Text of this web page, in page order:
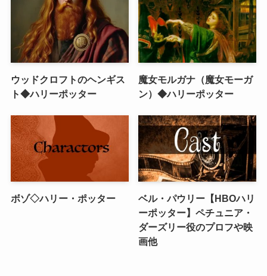
ウッドクロフトのヘンギス
ト◆ハリーポッター
魔女モルガナ（魔女モーガ
ン）◆ハリーポッター
ボゾ◇ハリー・ポッター
ベル・パウリー【HBOハリ
ーポッター】ペチュニア・
ダーズリー役のプロフや映
画他